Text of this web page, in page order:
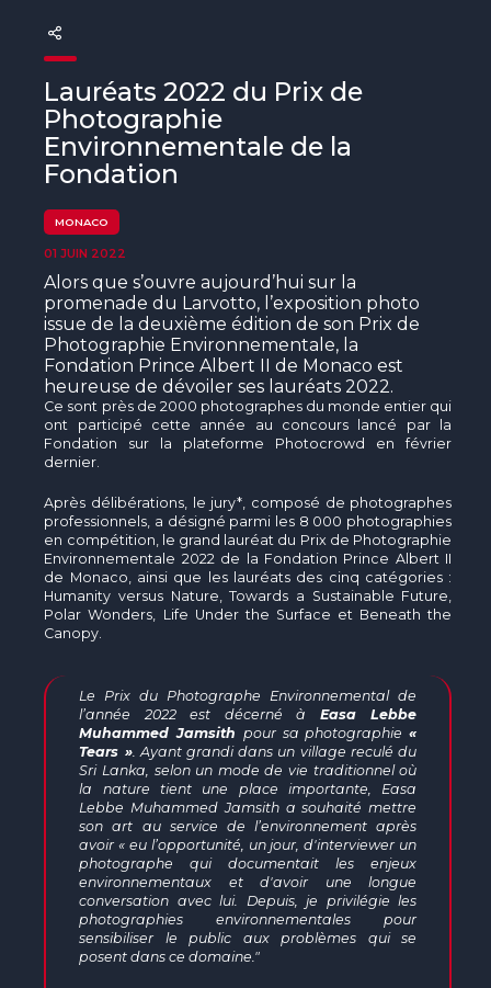
Beyond Plastic Med : BeMed
OACIS
Initiative Homme - Faune sauvage
Lauréats 2022 du Prix de
Photographie
Environnementale de la
Fondation
MONACO
01 JUIN 2022
Alors que s’ouvre aujourd’hui sur la
promenade du Larvotto, l’exposition photo
issue de la deuxième édition de son Prix de
Photographie Environnementale, la
Fondation Prince Albert II de Monaco est
heureuse de dévoiler ses lauréats 2022.
Ce sont près de 2000 photographes du monde entier qui
ont participé cette année au concours lancé par la
Fondation sur la plateforme Photocrowd en février
dernier.
Après délibérations, le jury*, composé de photographes
professionnels, a désigné parmi les 8 000 photographies
en compétition, le grand lauréat du Prix de Photographie
Environnementale 2022 de la Fondation Prince Albert II
de Monaco, ainsi que les lauréats des cinq catégories :
Humanity versus Nature, Towards a Sustainable Future,
Polar Wonders, Life Under the Surface et Beneath the
Canopy.
Le Prix du Photographe Environnemental de
l’année 2022 est décerné à Easa Lebbe
Muhammed Jamsith pour sa photographie«
Tears ». Ayant grandi dans un village reculé du
Sri Lanka, selon un mode de vie traditionnel où
la nature tient une place importante, Easa
Lebbe Muhammed Jamsith a souhaité mettre
son art au service de l’environnement après
avoir « eu l’opportunité, un jour, d'interviewer un
photographe qui documentait les enjeux
environnementaux et d'avoir une longue
conversation avec lui. Depuis, je privilégie les
photographies environnementales pour
sensibiliser le public aux problèmes qui se
posent dans ce domaine."